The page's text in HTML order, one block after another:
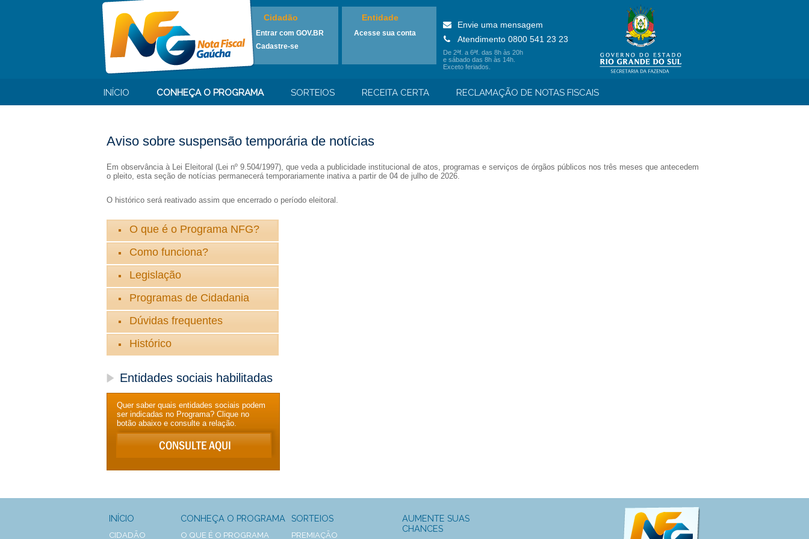
Cidadão
Entrar com GOV.BR
Cadastre-se
Entidade
Acesse sua conta
Envie uma mensagem
Atendimento 0800 541 23 23
De 2ªf. a 6ªf. das 8h às 20h
e sábado das 8h às 14h.
Exceto feriados.
INÍCIO CONHEÇA O PROGRAMA SORTEIOS RECEITA CERTA RECLAMAÇÃO DE NOTAS FISCAIS
Aviso sobre suspensão temporária de notícias
Em observância à Lei Eleitoral (Lei nº 9.504/1997), que veda a publicidade institucional de atos, programas e serviços de órgãos públicos nos três meses que antecedem
o pleito, esta seção de notícias permanecerá temporariamente inativa a partir de 04 de julho de 2026.
O histórico será reativado assim que encerrado o período eleitoral.
O que é o Programa NFG?
Como funciona?
Legislação
Programas de Cidadania
Dúvidas frequentes
Histórico
Entidades sociais habilitadas
Quer saber quais entidades sociais podem
ser indicadas no Programa? Clique no
botão abaixo e consulte a relação.
INÍCIO
CIDADÃO
CONHEÇA O PROGRAMA
O QUE É O PROGRAMA
SORTEIOS
PREMIAÇÃO
AUMENTE SUAS
CHANCES